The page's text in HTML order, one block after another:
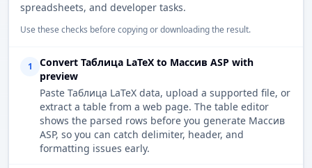
spreadsheets, and developer tasks.
Use these checks before copying or downloading the result.
1
Convert Таблица LaTeX to Массив ASP with
preview
Paste Таблица LaTeX data, upload a supported file, or
extract a table from a web page. The table editor
shows the parsed rows before you generate Массив
ASP, so you can catch delimiter, header, and
formatting issues early.